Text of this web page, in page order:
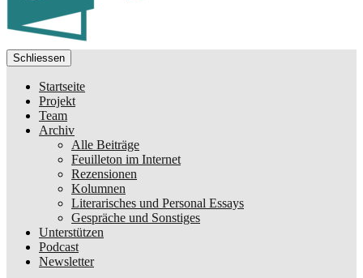
Schliessen
Startseite
Projekt
Team
Archiv
Alle Beiträge
Feuilleton im Internet
Rezensionen
Kolumnen
Literarisches und Personal Essays
Gespräche und Sonstiges
Unterstützen
Podcast
Newsletter